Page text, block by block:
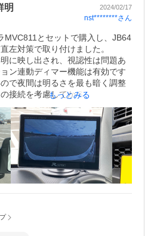
明 2024/02/17
nst********さん
MVC811とセットで購入し、JB64
左対策で取り付けました。
に映し出され、視認性は問題あ
ン連動ディマー機能は有効です
で夜間は明るさを最も暗く調整
接続を考慮してか６メートルの
れていますが、今回は不要部を
でした。
めませんが、同社のカメラとの
チリ。今後は同社のハイマウン
し、拡張していく予定です。
もっとみる